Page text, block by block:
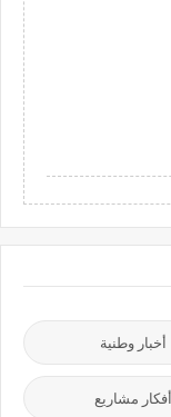
أخبار وطنية
أفكار مشاريع